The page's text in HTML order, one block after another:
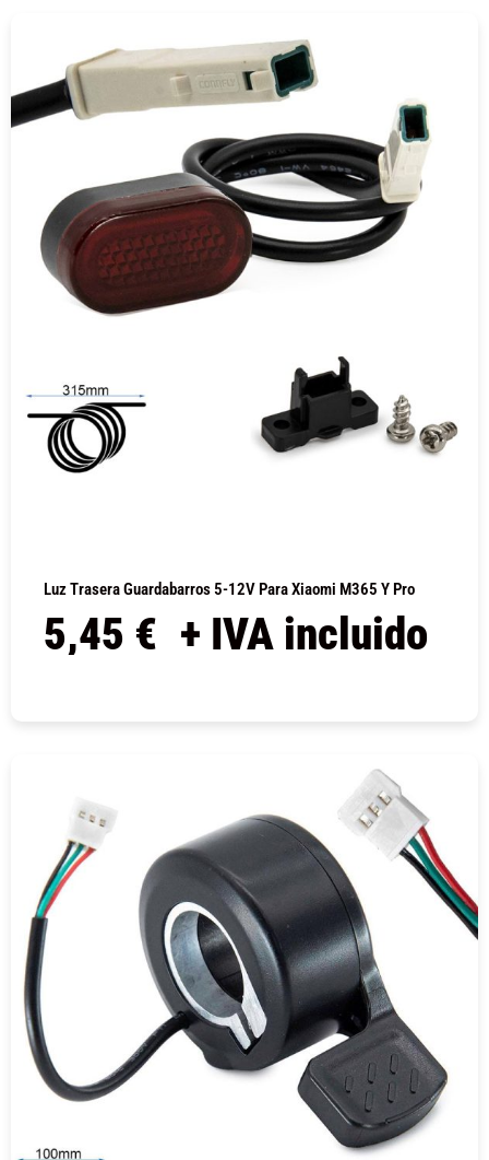
Luz Trasera Guardabarros 5-12V Para Xiaomi M365 Y Pro
5,45 € + IVA incluido